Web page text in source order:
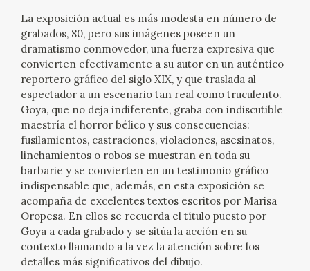
TIENDA
TIENDA ONLINE
EDUCA
CEDEA
RECURSOS EDUCATIVOS
FICHAS ARASAAC
La exposición actual es más modesta en número de
grabados, 80, pero sus imágenes poseen un
dramatismo conmovedor, una fuerza expresiva que
convierten efectivamente a su autor en un auténtico
reportero gráfico del siglo XIX, y que traslada al
espectador a un escenario tan real como truculento.
Goya, que no deja indiferente, graba con indiscutible
maestría el horror bélico y sus consecuencias:
fusilamientos, castraciones, violaciones, asesinatos,
linchamientos o robos se muestran en toda su
barbarie y se convierten en un testimonio gráfico
indispensable que, además, en esta exposición se
acompaña de excelentes textos escritos por Marisa
Oropesa. En ellos se recuerda el título puesto por
Goya a cada grabado y se sitúa la acción en su
contexto llamando a la vez la atención sobre los
detalles más significativos del dibujo.